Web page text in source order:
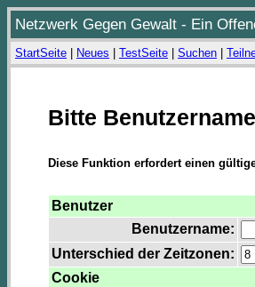
Netzwerk Gegen Gewalt - Ein
StartSeite Neues TestSeite Suchen
Bitte
Diese Funktion erfordert einen
Benutzer
Benutzername:
Unterschied der Zeitzonen:
Cookie